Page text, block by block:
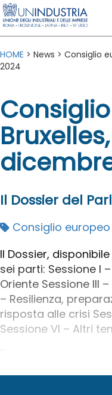
HOME > News > Consiglio
2024
Il Dossier del
Consiglio europeo
Il Dossier,
sei parti: Sessione I
Oriente Sessione III
– Resilienza,
risposta alle crisi
Sessione VI – Altri